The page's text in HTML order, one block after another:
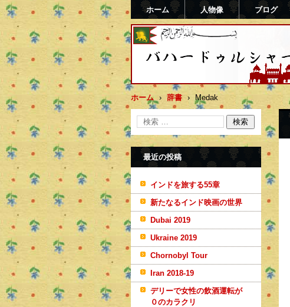
バハードゥルシャー勝(まさる)
ホーム 人物像 ブログ
ホーム › 辞書 › Medak
最近の投稿
インドを旅する55章
新たなるインド映画の世界
Dubai 2019
Ukraine 2019
Chornobyl Tour
Iran 2018-19
デリーで女性の飲酒運転が
０のカラクリ